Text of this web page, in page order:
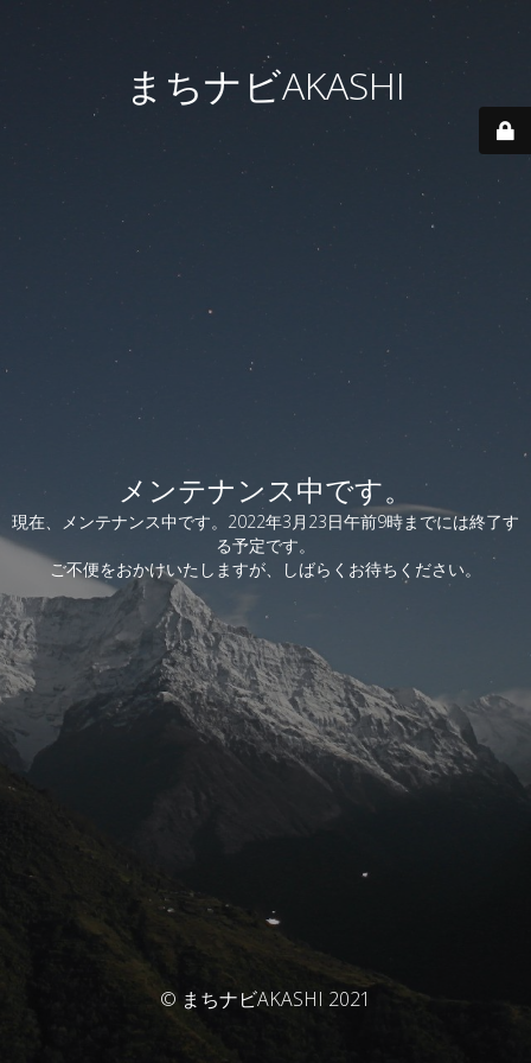
まちナビAKASHI
メンテナンス中です。
現在、メンテナンス中です。2022年3月23日午前9時までには終了す
る予定です。
ご不便をおかけいたしますが、しばらくお待ちください。
© まちナビAKASHI 2021